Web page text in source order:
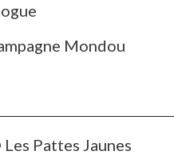
Mondou
Pattes Jaunes